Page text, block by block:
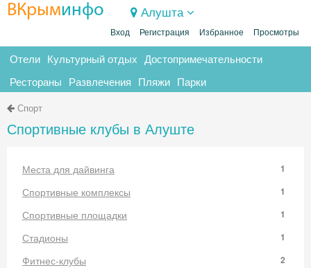
ВКрыминфо Алушта
Вход Регистрация Избранное Просмотры
Отели Культурный отдых Достопримечательности
Рестораны Развлечения Пляжи Парки
Спорт
Спортивные клубы в Алуште
Места для дайвинга 1
Спортивные комплексы 1
Спортивные площадки 1
Стадионы 1
Фитнес-клубы 2